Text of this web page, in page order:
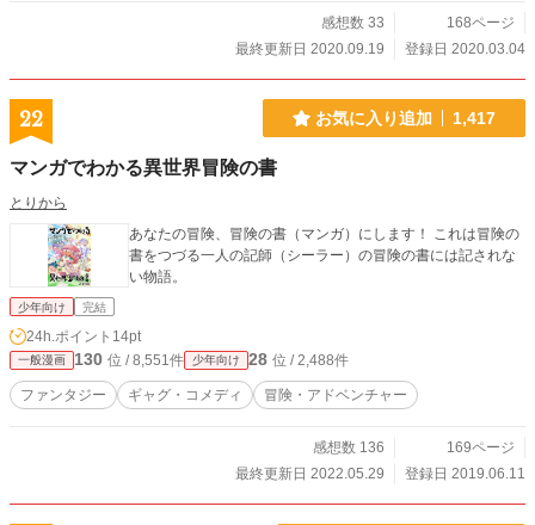
感想数 33
168ページ
最終更新日 2020.09.19
登録日 2020.03.04
22 お気に入り追加 1,417
マンガでわかる異世界冒険の書
とりから
あなたの冒険、冒険の書（マンガ）にします！ これは冒険の
書をつづる一人の記師（シーラー）の冒険の書には記されな
い物語。
少年向け 完結
24h.ポイント 14pt
一般漫画 130 位 / 8,551件 少年向け 28 位 / 2,488件
ファンタジー ギャグ・コメディ 冒険・アドベンチャー
感想数 136
169ページ
最終更新日 2022.05.29
登録日 2019.06.11